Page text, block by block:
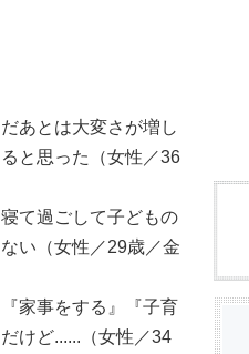
あとは大変さが増し
と思った（女性／36
て過ごして子どもの
い（女性／29歳／金
家事をする』『子育
けど......（女性／34